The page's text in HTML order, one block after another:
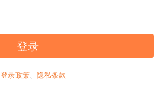
登录
登录政策、 隐私条款